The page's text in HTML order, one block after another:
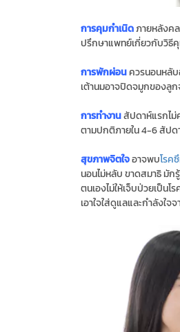
การคุมกําเนิดภายหลังค
ปรึกษาแพทย์เกี่ยวกับวิธีคุ
การพักผ่อน ควรนอนหลับ
เต้านมอาจปิดจมูกของลูก
การทํางานสัปดาห์แรกไม่
ตามปกติภายใน 4-6 สัป
สุขภาพจิตใจอาจพบโรค
นอนไม่หลับ ขาดสมาธิ มั
ตนเองไม่ให้เจ็บป่วยเป็น
เอาใจใส่ดูแลและกําลังใ